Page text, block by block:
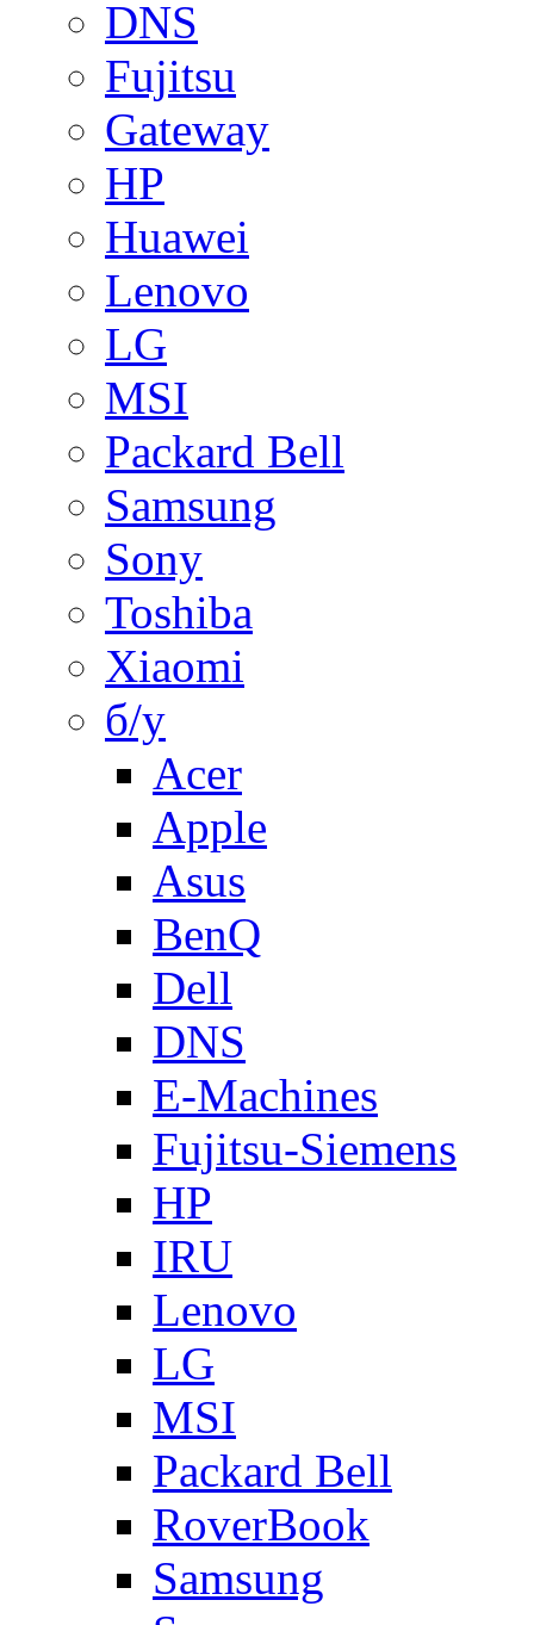
DNS
Fujitsu
Gateway
HP
Huawei
Lenovo
LG
MSI
Packard Bell
Samsung
Sony
Toshiba
Xiaomi
б/у
Acer
Apple
Asus
BenQ
Dell
DNS
E-Machines
Fujitsu-Siemens
HP
IRU
Lenovo
LG
MSI
Packard Bell
RoverBook
Samsung